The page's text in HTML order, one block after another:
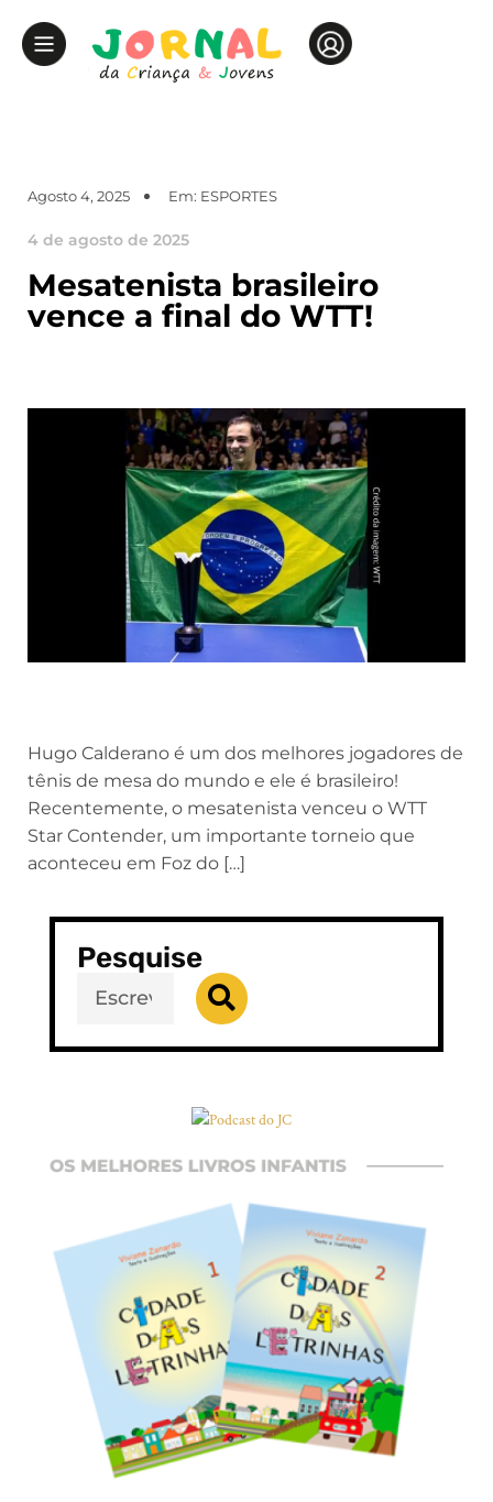
Agosto 4, 2025 Em: ESPORTES
4 de agosto de 2025
Mesatenista brasileiro
vence a final do WTT!
Hugo Calderano é um dos melhores jogadores de
tênis de mesa do mundo e ele é brasileiro!
Recentemente, o mesatenista venceu o WTT
Star Contender, um importante torneio que
aconteceu em Foz do […]
Pesquise